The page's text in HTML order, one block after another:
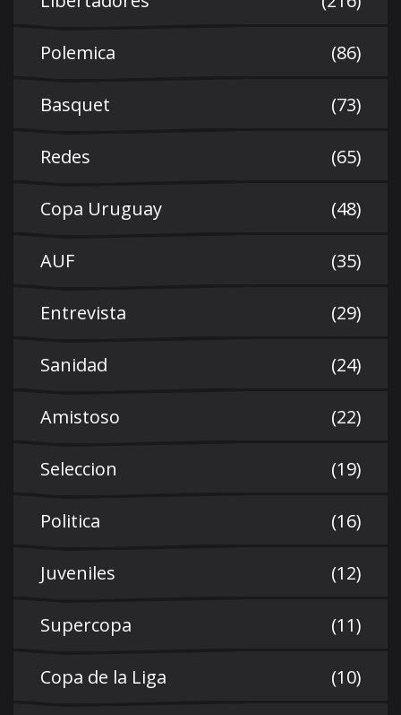
Polemica (86)
Basquet (73)
Redes (65)
Copa Uruguay (48)
AUF (35)
Entrevista (29)
Sanidad (24)
Amistoso (22)
Seleccion (19)
Politica (16)
Juveniles (12)
Supercopa (11)
Copa de la Liga (10)